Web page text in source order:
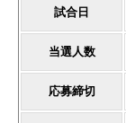
試合日
当選人数
応募締切